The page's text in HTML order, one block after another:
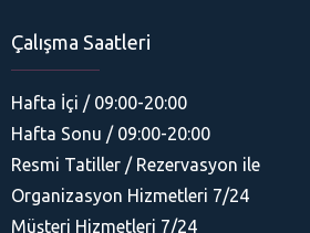
Çalışma Saatleri
Hafta İçi / 09:00-20:00
Hafta Sonu / 09:00-20:00
Resmi Tatiller / Rezervasyon ile
Organizasyon Hizmetleri 7/24
Müşteri Hizmetleri 7/24
His Organizasyon